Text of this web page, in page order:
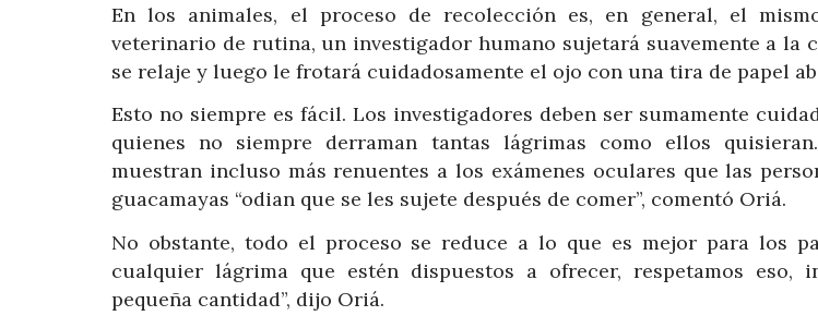
En los animales, el proceso de recolección es, en general, el
veterinario de rutina, un investigador humano sujetará suavemente a la
se relaje y luego le frotará cuidadosamente el ojo con una tira de papel
Esto no siempre es fácil. Los investigadores deben ser sumamente
quienes no siempre derraman tantas lágrimas como ellos
muestran incluso más renuentes a los exámenes oculares que las
guacamayas “odian que se les sujete después de comer”, comentó Oriá.
No obstante, todo el proceso se reduce a lo que es mejor para los
cualquier lágrima que estén dispuestos a ofrecer, respetamos eso,
pequeña cantidad”, dijo Oriá.